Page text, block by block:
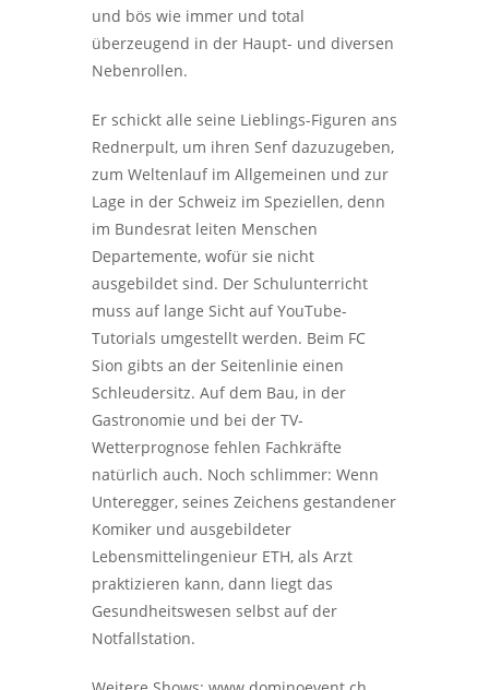
und bös wie immer und total
überzeugend in der Haupt- und diversen
Nebenrollen.
Er schickt alle seine Lieblings-Figuren ans
Rednerpult, um ihren Senf dazuzugeben,
zum Weltenlauf im Allgemeinen und zur
Lage in der Schweiz im Speziellen, denn
im Bundesrat leiten Menschen
Departemente, wofür sie nicht
ausgebildet sind. Der Schulunterricht
muss auf lange Sicht auf YouTube-
Tutorials umgestellt werden. Beim FC
Sion gibts an der Seitenlinie einen
Schleudersitz. Auf dem Bau, in der
Gastronomie und bei der TV-
Wetterprognose fehlen Fachkräfte
natürlich auch. Noch schlimmer: Wenn
Unteregger, seines Zeichens gestandener
Komiker und ausgebildeter
Lebensmittelingenieur ETH, als Arzt
praktizieren kann, dann liegt das
Gesundheitswesen selbst auf der
Notfallstation.